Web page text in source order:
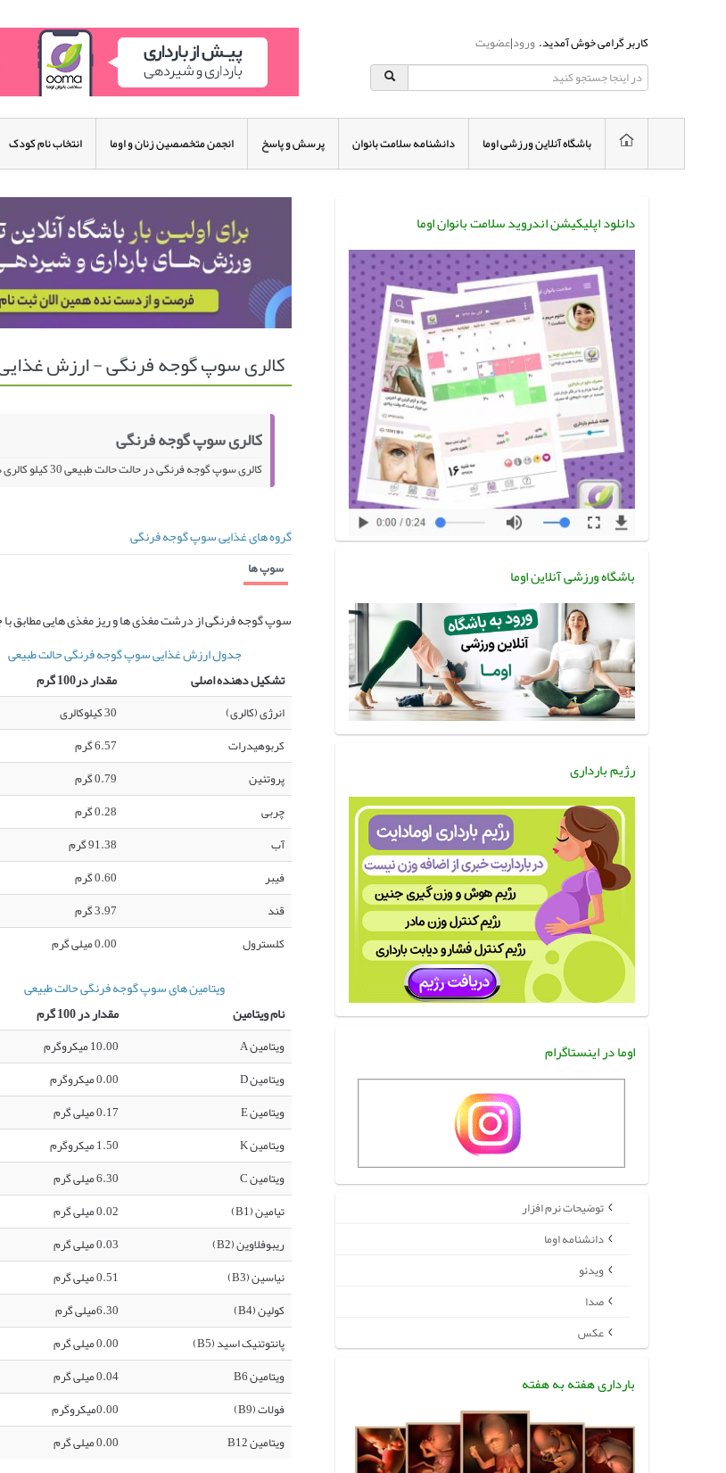
کاربر گرامی خوش آمدید.ورود|عضویت
باشگاه آنلاین ورزشی اوما دانشنامه سلامت بانوان پرسش و پاسخ انجمن متخصصین زنان و اوما انتخاب نام کودک
کالری سوپ گوجه فرنگی - ارزش
کالری سوپ گوجه فرنگی
کالری سوپ گوجه فرنگی در حالت حالت طبیعی 30 کیلو کالری در 100 گرم می باشد.
گروه های غذایی سوپ گوجه فرنگی
سوپ ها
سوپ گوجه فرنگی از درشت مغذی ها و ریز مغذی هایی مطابق
جدول ارزش غذایی سوپ گوجه فرنگی حالت طبیعی
تشکیل دهنده اصلی
مقدار در100 گرم
انرژی (کالری)
30 کیلوکالری
کربوهیدرات
6.57 گرم
پروتئین
0.79 گرم
چربی
0.28 گرم
آب
91.38 گرم
فیبر
0.60 گرم
قند
3.97 گرم
کلسترول
0.00 میلی گرم
ویتامین های سوپ گوجه فرنگی حالت طبیعی
نام ویتامین
مقدار در 100 گرم
ویتامین A
10.00 میکروگرم
ویتامین D
0.00 میکروگرم
ویتامین E
0.17 میلی گرم
ویتامین K
1.50 میکروگرم
ویتامین C
6.30 میلی گرم
تیامین (B1)
0.02 میلی گرم
ریبوفلاوین (B2)
0.03 میلی گرم
نیاسین (B3)
0.51 میلی گرم
کولین (B4)
6.30میلی گرم
پانتوتنیک اسید (B5)
0.00 میلی گرم
ویتامین B6
0.04 میلی گرم
فولات (B9)
0.00میکروگرم
ویتامین B12
0.00 میلی گرم
دانلود اپلیکیشن اندروید سلامت بانوان اوما
باشگاه ورزشی آنلاین اوما
رژیم بارداری
اوما در اینستاگرام
توضیحات نرم افزار
دانشنامه اوما
ویدئو
صدا
عکس
بارداری هفته به هفته